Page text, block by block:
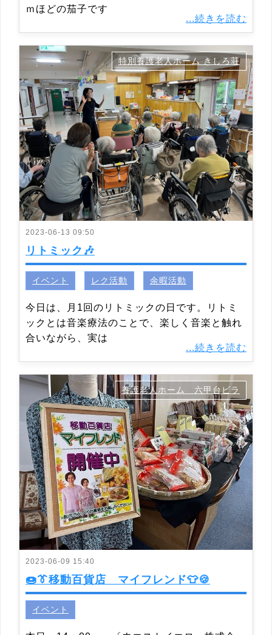
ｍほどの茄子です
...続きを読む
2023-06-13 09:50
リトミック🎶
特別養護老人ホーム きしろ荘
イベント レク活動 余暇活動
今日は、月1回のリトミックの日です。リトミ
ックとは音楽療法のことで、楽しく音楽と触れ
合いながら、実は
...続きを読む
2023-06-09 15:40
🍩👔移動百貨店 マイフレンド👕🍪
養護老人ホーム 六甲台ビラ
イベント